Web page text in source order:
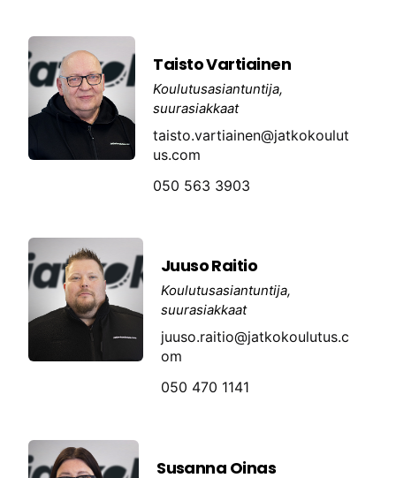
Taisto Vartiainen
Koulutusasiantuntija,
suurasiakkaat
taisto.vartiainen@jatkokoulut
us.com
050 563 3903
Juuso Raitio
Koulutusasiantuntija,
suurasiakkaat
juuso.raitio@jatkokoulutus.c
om
050 470 1141
Susanna Oinas